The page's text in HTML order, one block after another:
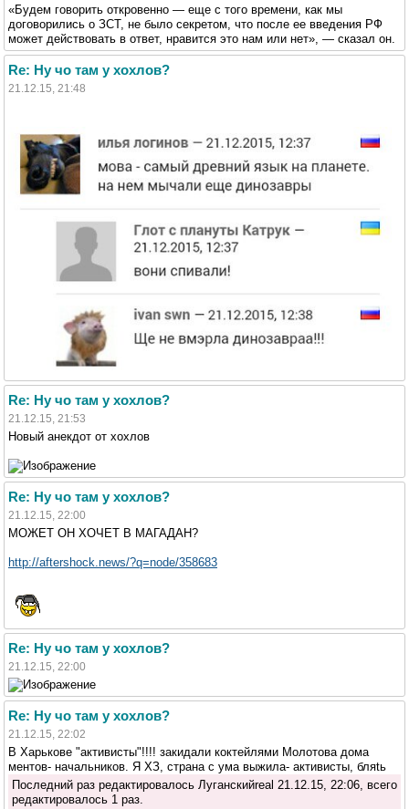
«Будем говорить откровенно — еще с того времени, как мы
договорились о ЗСТ, не было секретом, что после ее введения РФ
может действовать в ответ, нравится это нам или нет», — сказал он.
Re: Ну чо там у хохлов?
21.12.15, 21:48
Re: Ну чо там у хохлов?
21.12.15, 21:53
Новый анекдот от хохлов
Re: Ну чо там у хохлов?
21.12.15, 22:00
МОЖЕТ ОН ХОЧЕТ В МАГАДАН?
http://aftershock.news/?q=node/358683
Re: Ну чо там у хохлов?
21.12.15, 22:00
Re: Ну чо там у хохлов?
21.12.15, 22:02
В Харькове "активисты"!!!! закидали коктейлями Молотова дома
ментов- начальников. Я ХЗ, страна с ума выжила- активисты, бляtь
Последний раз редактировалось Луганскийreal 21.12.15, 22:06, всего
редактировалось 1 раз.